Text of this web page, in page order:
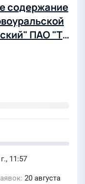
содержание
ПАО "Т
11:57
20 августа